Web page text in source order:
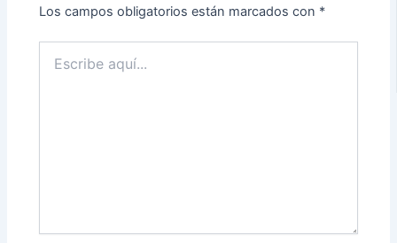
Los campos obligatorios están marcados con *
aquí...